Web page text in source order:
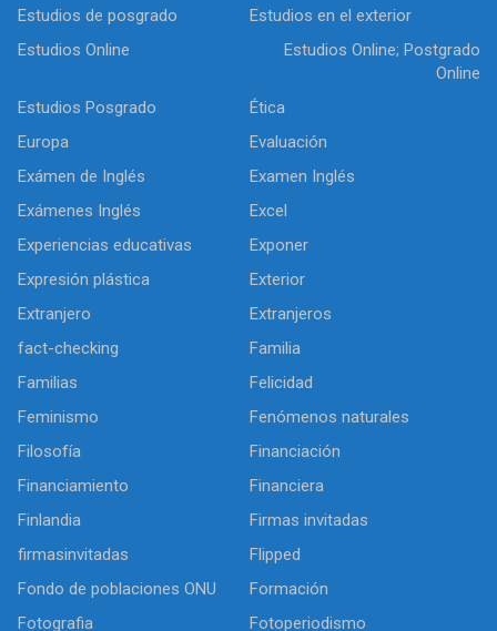
Estudios de posgrado
Estudios en el exterior
Estudios Online
Estudios Online; Postgrado
Online
Estudios Posgrado
Ética
Europa
Evaluación
Exámen de Inglés
Examen Inglés
Exámenes Inglés
Excel
Experiencias educativas
Exponer
Expresión plástica
Exterior
Extranjero
Extranjeros
fact-checking
Familia
Familias
Felicidad
Feminismo
Fenómenos naturales
Filosofía
Financiación
Financiamiento
Financiera
Finlandia
Firmas invitadas
firmasinvitadas
Flipped
Fondo de poblaciones ONU
Formación
Fotografia
Fotoperiodismo